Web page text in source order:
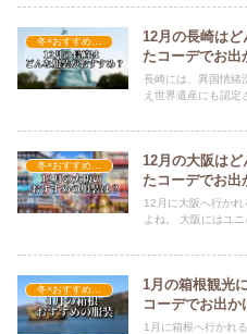
冬×おすすめの服装
12月の長崎は
たコーデでお出
長崎には、異国情緒
え世界遺産にも認定
冬×おすすめの服装
12月の大阪は
たコーデでお出
12月に大阪へ行か
よね。 大阪には
1月の箱根観光
コーデでお出か
1月に箱根へ行かれ